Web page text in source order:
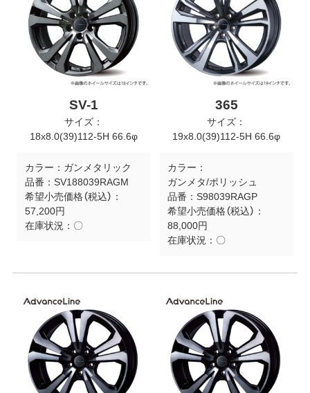
SV-1
サイズ：
18x8.0(39)112-5H 66.6φ
カラー： ガンメタリック
品番： SV188039RAGM
希望小売価格（税込）：
57,200円
在庫状況： 〇
365
サイズ：
19x8.0(39)112-5H 66.6φ
カラー：
ガンメタ/ポリッシュ
品番： S98039RAGP
希望小売価格（税込）：
88,000円
在庫状況： 〇